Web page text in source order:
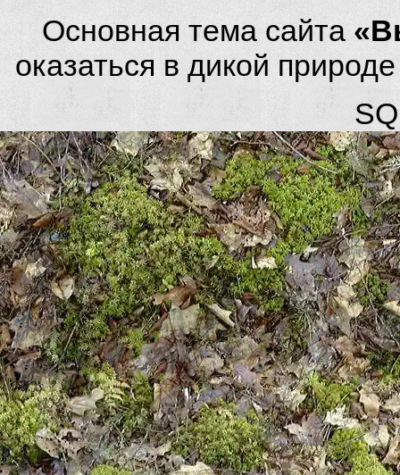
Основная тема сайта
оказаться в дикой